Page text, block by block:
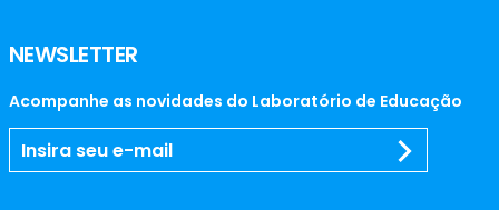
NEWSLETTER
Acompanhe as novidades do Laboratório de Educação